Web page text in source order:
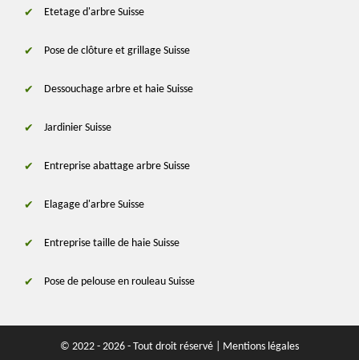
Etetage d'arbre Suisse
Pose de clôture et grillage Suisse
Dessouchage arbre et haie Suisse
Jardinier Suisse
Entreprise abattage arbre Suisse
Elagage d'arbre Suisse
Entreprise taille de haie Suisse
Pose de pelouse en rouleau Suisse
© 2022 - 2026 - Tout droit réservé | Mentions légales